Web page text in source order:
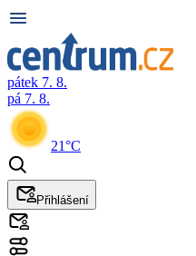
pátek 7. 8.
pá 7. 8.
21°C
Přihlášení